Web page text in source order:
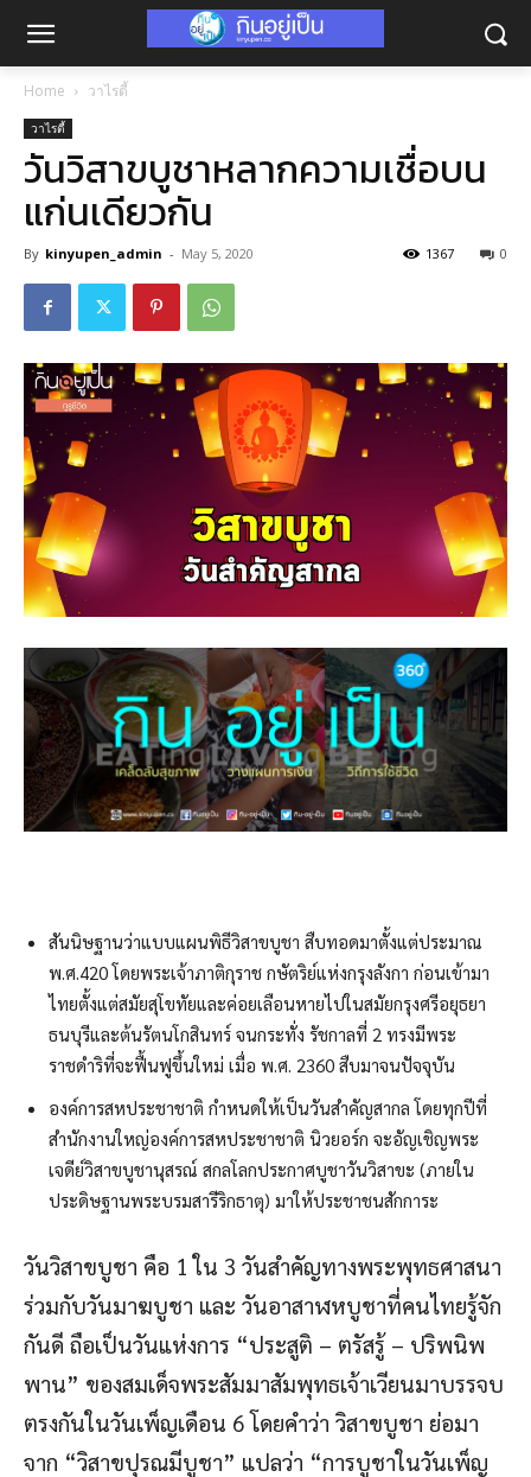
Home วาไรตี้
วาไรตี้
วันวิสาขบูชาหลากความเชื่อบน
แก่นเดียวกัน
By kinyupen_admin - May 5, 2020 0
1367
สันนิษฐานว่าแบบแผนพิธีวิสาขบูชา สืบทอดมาตั้งแต่ประมาณ
พ.ศ.420 โดยพระเจ้าภาติกุราช กษัตริย์แห่งกรุงลังกา ก่อนเข้ามา
ไทยตั้งแต่สมัยสุโขทัยและค่อยเลือนหายไปในสมัยกรุงศรีอยุธยา
ธนบุรีและต้นรัตนโกสินทร์ จนกระทั่ง รัชกาลที่ 2 ทรงมีพระ
ราชดำริที่จะฟื้นฟูขึ้นใหม่ เมื่อ พ.ศ. 2360 สืบมาจนปัจจุบัน
องค์การสหประชาชาติ กำหนดให้เป็นวันสำคัญสากล โดยทุกปีที่
สำนักงานใหญ่องค์การสหประชาชาติ นิวยอร์ก จะอัญเชิญพระ
เจดีย์วิสาขบูชานุสรณ์ สกลโลกประกาศบูชาวันวิสาขะ (ภายใน
ประดิษฐานพระบรมสารีริกธาตุ) มาให้ประชาชนสักการะ
วันวิสาขบูชา คือ 1 ใน 3 วันสำคัญทางพระพุทธศาสนา
ร่วมกับวันมาฆบูชา และ วันอาสาฬหบูชาที่คนไทยรู้จัก
กันดี ถือเป็นวันแห่งการ “ประสูติ – ตรัสรู้ – ปริพนิพ
พาน” ของสมเด็จพระสัมมาสัมพุทธเจ้าเวียนมาบรรจบ
ตรงกันในวันเพ็ญเดือน 6 โดยคำว่า วิสาขบูชา ย่อมา
จาก “วิสาขปุรณมีบูชา” แปลว่า “การบูชาในวันเพ็ญ